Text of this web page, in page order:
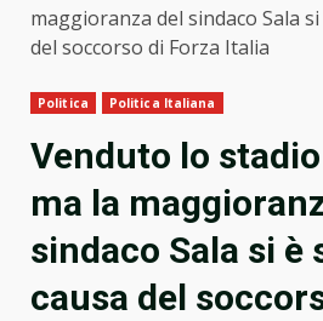
maggioranza del sindaco Sala
del soccorso di Forza Italia
Politica Politica Italiana
Venduto lo
ma la
sindaco Sala si è
causa del